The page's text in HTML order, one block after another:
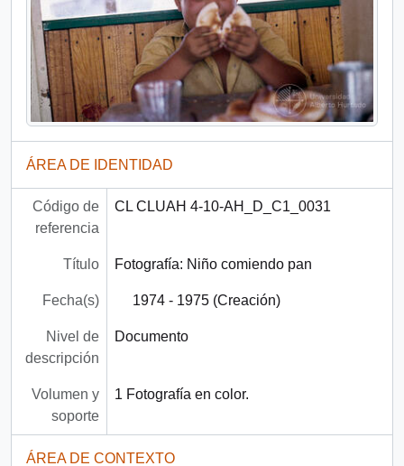
ÁREA DE IDENTIDAD
Código de
referencia
CL CLUAH 4-10-AH_D_C1_0031
Título Fotografía: Niño comiendo pan
Fecha(s) 1974 - 1975 (Creación)
Nivel de
descripción
Documento
Volumen y
soporte
1 Fotografía en color.
ÁREA DE CONTEXTO